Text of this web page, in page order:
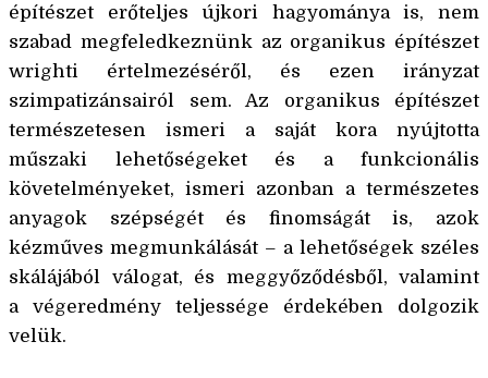
építészet erőteljes újkori hagyománya is, nem
szabad megfeledkeznünk az organikus építészet
wrighti értelmezéséről, és ezen irányzat
szimpatizánsairól sem. Az organikus építészet
természetesen ismeri a saját kora nyújtotta
műszaki lehetőségeket és a funkcionális
követelményeket, ismeri azonban a természetes
anyagok szépségét és finomságát is, azok
kézműves megmunkálását – a lehetőségek széles
skálájából válogat, és meggyőződésből, valamint
a végeredmény teljessége érdekében dolgozik
velük.